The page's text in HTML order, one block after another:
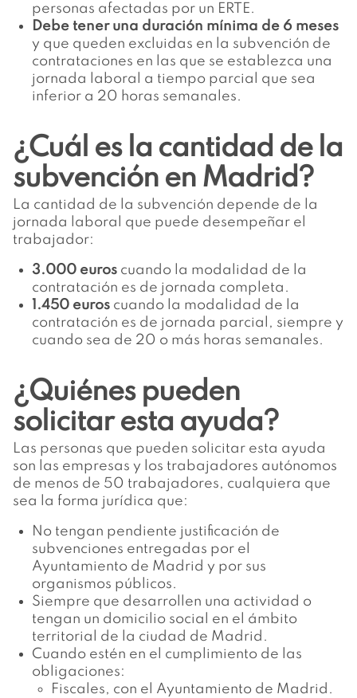
personas afectadas por un ERTE.
Debe tener una duración mínima de 6 meses
y que queden excluidas en la subvención de
contrataciones en las que se establezca una
jornada laboral a tiempo parcial que sea
inferior a 20 horas semanales.
¿Cuál es la cantidad de la
subvención en Madrid?
La cantidad de la subvención depende de la
jornada laboral que puede desempeñar el
trabajador:
3.000 euros cuando la modalidad de la
contratación es de jornada completa.
1.450 euros cuando la modalidad de la
contratación es de jornada parcial, siempre y
cuando sea de 20 o más horas semanales.
¿Quiénes pueden
solicitar esta ayuda?
Las personas que pueden solicitar esta ayuda
son las empresas y los trabajadores autónomos
de menos de 50 trabajadores, cualquiera que
sea la forma jurídica que:
No tengan pendiente justificación de
subvenciones entregadas por el
Ayuntamiento de Madrid y por sus
organismos públicos.
Siempre que desarrollen una actividad o
tengan un domicilio social en el ámbito
territorial de la ciudad de Madrid.
Cuando estén en el cumplimiento de las
obligaciones:
Fiscales, con el Ayuntamiento de Madrid.